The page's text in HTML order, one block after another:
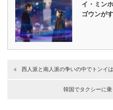
イ・ミン
ゴウンが
西人派と南人派の争いの中でトンイ
韓国でタクシーに